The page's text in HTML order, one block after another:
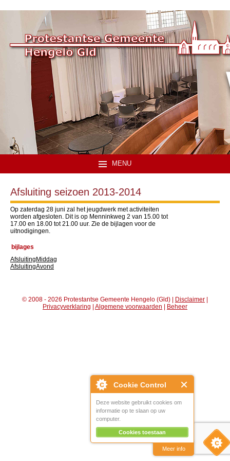
Cookie Control
Deze website gebruikt cookies om
informatie op te slaan op uw
computer.
Cookies toestaan
Meer info
MENU
Afsluiting seizoen 2013-2014
Op zaterdag 28 juni zal het jeugdwerk met activiteiten
worden afgesloten. Dit is op Menninkweg 2 van 15.00 tot
17.00 en 18.00 tot 21.00 uur. Zie de bijlagen voor de
uitnodigingen.
bijlages
AfsluitingMiddag
AfsluitingAvond
© 2008 - 2026 Protestantse Gemeente Hengelo (Gld) | Disclaimer |
Privacyverklaring | Algemene voorwaarden | Beheer